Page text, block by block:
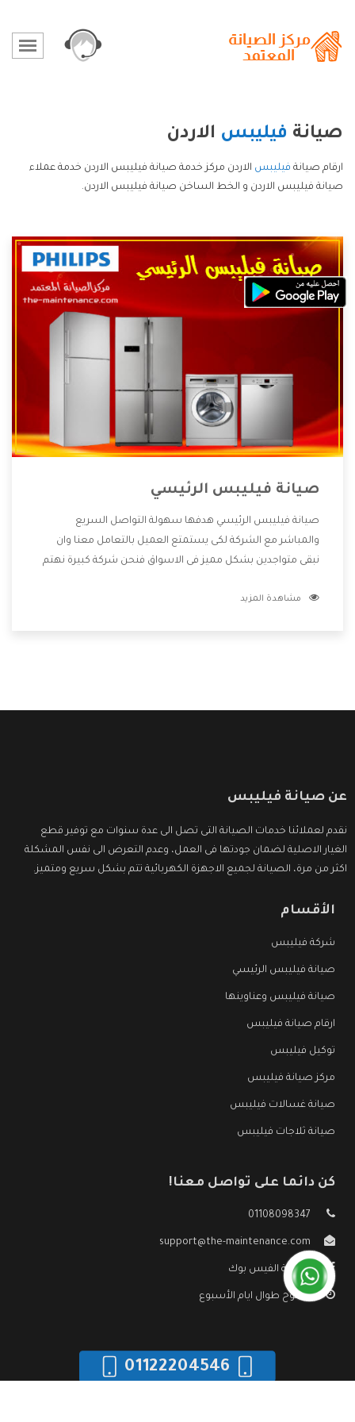
صيانة فيليبس الاردن
ارقام صيانة فيليبس الاردن مركز خدمة صيانة فيليبس الاردن خدمة عملاء
صيانة فيليبس الاردن و الخط الساخن صيانة فيليبس الاردن.
صيانة فيليبس الرئيسي
صيانة فيليبس الرئيسي هدفها سهولة التواصل السريع
والمباشر مع الشركة لكى يستمتع العميل بالتعامل معنا وان
نبقى متواجدين بشكل مميز فى الاسواق فنحن شركة كبيرة نهتم
الشركة بها والتى تكون منها خدمة الصيانة التى تكون من أهم
مشاهدة المزيد
عن صيانة فيليبس
نقدم لعملائنا خدمات الصيانة التى تصل الى عدة سنوات مع توفير قطع
الغيار الاصلية لضمان جودتها فى العمل، وعدم التعرض الى نفس المشكلة
اكثر من مرة، الصيانة لجميع الاجهزة الكهربائية تتم بشكل سريع ومتميز.
الأقسام
شركة فيليبس
صيانة فيليبس الرئيسي
صيانة فيليبس وعناوينها
ارقام صيانة فيليبس
توكيل فيليبس
مركز صيانة فيليبس
صيانة غسالات فيليبس
صيانة ثلاجات فيليبس
كن دائما على تواصل معنا!
01108098347
support@the-maintenance.com
صفحة الفيس بوك
مفتوح طوال ايام الأسبوع
01122204546